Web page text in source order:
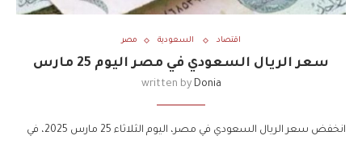
اقتصاد السعودية مصر
سعر الريال السعودي في مصر اليوم 25 مارس
written by Donia
انخفض سعر الريال السعودي في مصر، اليوم الثلاثاء 25 مارس 2025، في